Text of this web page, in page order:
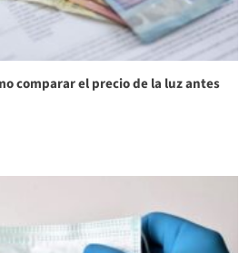
comparar el precio de la luz antes